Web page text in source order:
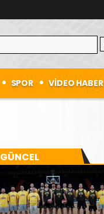
SPOR VİDEO HABER
GÜNCEL